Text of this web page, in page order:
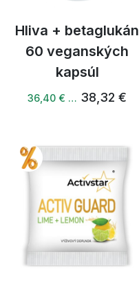
Hliva + betaglukán
60 veganských
kapsúl
36,40 € … 38,32 €